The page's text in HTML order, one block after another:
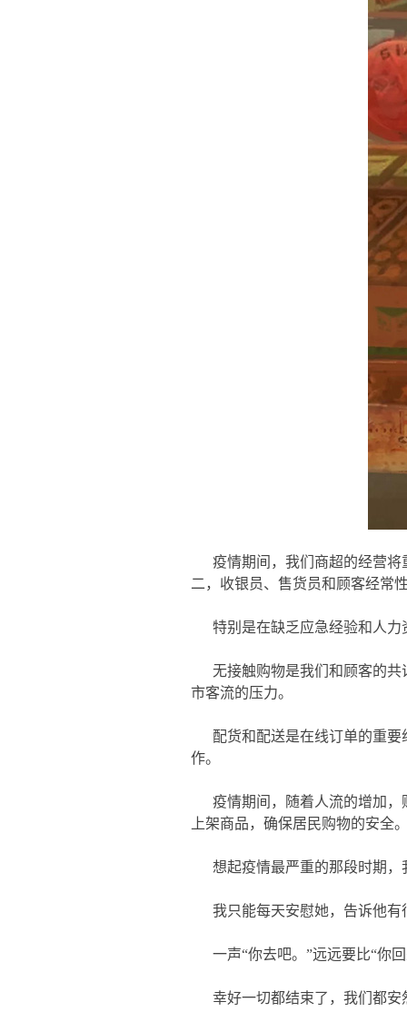
疫情期间，我们商超的经营
二，收银员、售货员和顾客经常
特别是在缺乏应急经验和人
无接触购物是我们和顾客的
市客流的压力。
配货和配送是在线订单的重
作。
疫情期间，随着人流的增加
上架商品，确保居民购物的安全
想起疫情最严重的那段时期
我只能每天安慰她，告诉他
一声“你去吧。”远远要比“你
幸好一切都结束了，我们都安